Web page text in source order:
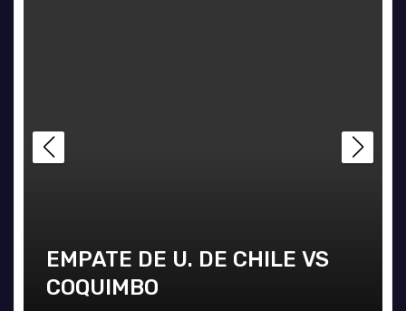
EMPATE DE U. DE CHILE VS
COQUIMBO